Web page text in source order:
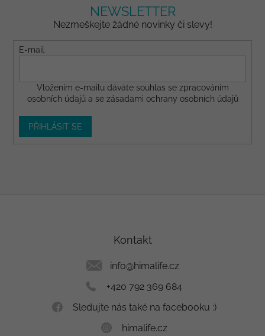
NEWSLETTER
Nezmeškejte žádné novinky či slevy!
E-mail
Vložením e-mailu dáváte souhlas se zpracováním
osobních údajů a se zásadami ochrany osobních údajů
PŘIHLÁSIT SE
Kontakt
info@himalife.cz
+420 792 369 684
Sledujte nás také na facebooku :)
himalife.cz